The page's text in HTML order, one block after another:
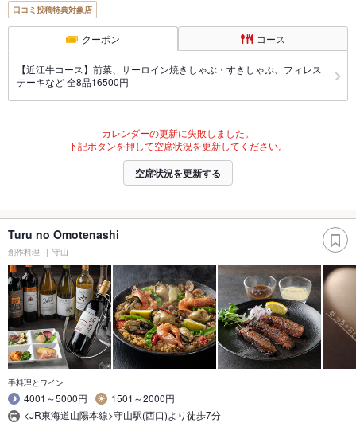
口コミ投稿特典対象店
クーポン コース
【近江牛コース】前菜、サーロイン焼きしゃぶ・すきしゃぶ、フィレス
テーキなど 全8品16500円
カレンダーの更新に失敗しました。
下記ボタンを押して空席状況を更新してください。
空席状況を更新する
Turu no Omotenashi
創作料理 守山
手料理とワイン
4001～5000円
1501～2000円
<JR東海道山陽本線>守山駅(西口)より徒歩7分